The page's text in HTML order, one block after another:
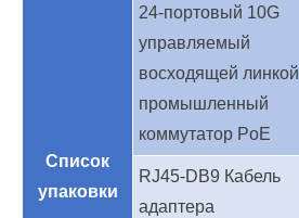
Список
упаковки
24-портовый 10G
управляемый
восходящей линкой
промышленный
коммутатор PoE
RJ45-DB9 Кабель
адаптера